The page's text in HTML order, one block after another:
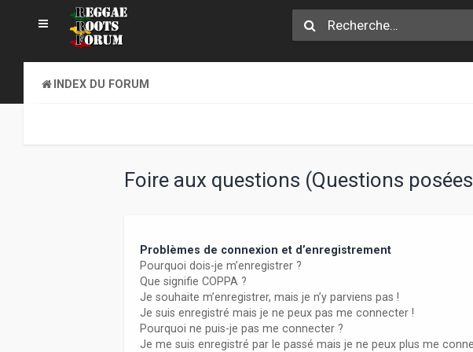
INDEX DU FORUM
Foire aux questions (Questions
Problèmes de connexion et d’enregistrement
Pourquoi dois-je m’enregistrer ?
Que signifie COPPA ?
Je souhaite m’enregistrer, mais je n’y parviens pas !
Je suis enregistré mais je ne peux pas me connecter !
Pourquoi ne puis-je pas me connecter ?
Je me suis enregistré par le passé mais je ne peux plus me